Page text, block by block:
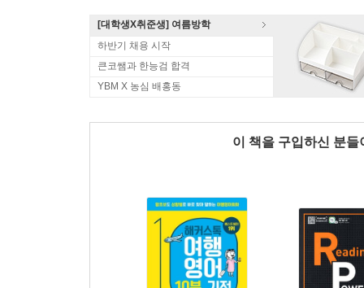
[대학생X취준생] 여름방학
하반기 채용 시작
큰코쌤과 한능검 합격
YBM X 농심 배홍동
이 책을 구입하신 분